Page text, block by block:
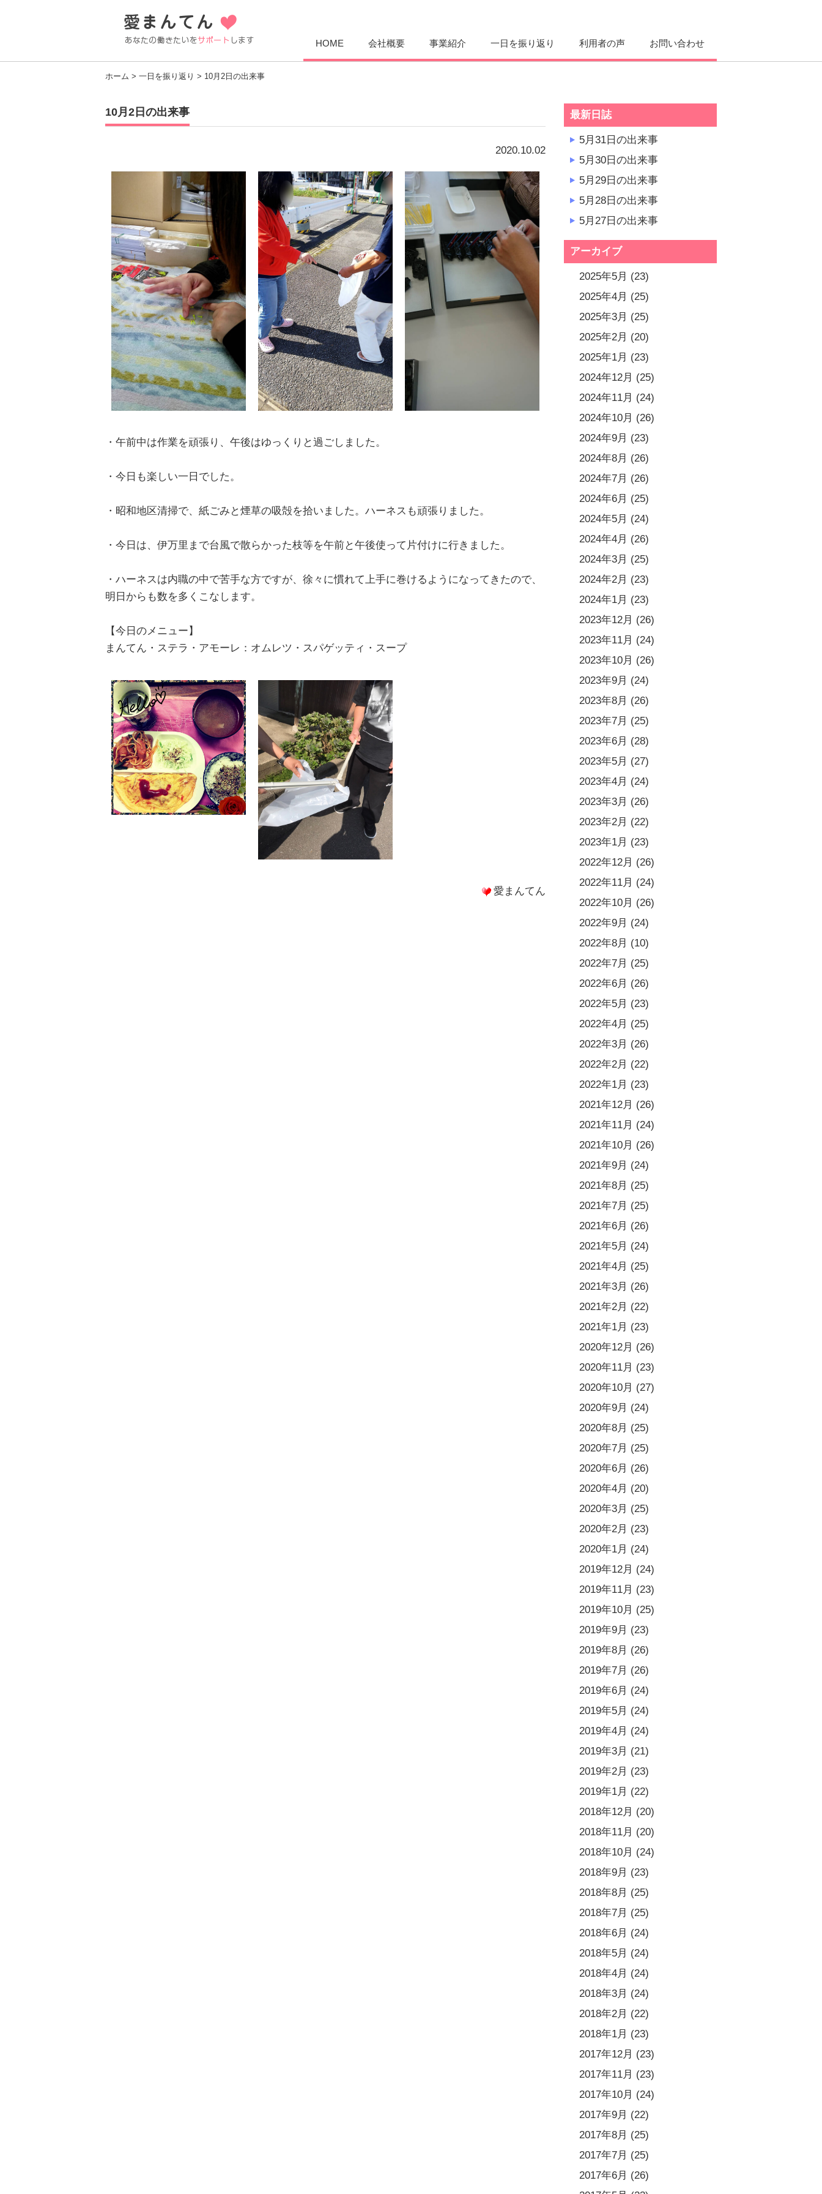
HOME 会社概要 事業紹介 一日を振り返り 利用者の声 お問い合わせ
ホーム > 一日を振り返り > 10月2日の出来事
10月2日の出来事
2020.10.02
・午前中は作業を頑張り、午後はゆっくりと過ごしました。
・今日も楽しい一日でした。
・昭和地区清掃で、紙ごみと煙草の吸殻を拾いました。ハーネスも頑張りました。
・今日は、伊万里まで台風で散らかった枝等を午前と午後使って片付けに行きました。
・ハーネスは内職の中で苦手な方ですが、徐々に慣れて上手に巻けるようになってきたので、
明日からも数を多くこなします。
【今日のメニュー】
まんてん・ステラ・アモーレ：オムレツ・スパゲッティ・スープ
愛まんてん
最新日誌
5月31日の出来事
5月30日の出来事
5月29日の出来事
5月28日の出来事
5月27日の出来事
アーカイブ
2025年5月 (23)
2025年4月 (25)
2025年3月 (25)
2025年2月 (20)
2025年1月 (23)
2024年12月 (25)
2024年11月 (24)
2024年10月 (26)
2024年9月 (23)
2024年8月 (26)
2024年7月 (26)
2024年6月 (25)
2024年5月 (24)
2024年4月 (26)
2024年3月 (25)
2024年2月 (23)
2024年1月 (23)
2023年12月 (26)
2023年11月 (24)
2023年10月 (26)
2023年9月 (24)
2023年8月 (26)
2023年7月 (25)
2023年6月 (28)
2023年5月 (27)
2023年4月 (24)
2023年3月 (26)
2023年2月 (22)
2023年1月 (23)
2022年12月 (26)
2022年11月 (24)
2022年10月 (26)
2022年9月 (24)
2022年8月 (10)
2022年7月 (25)
2022年6月 (26)
2022年5月 (23)
2022年4月 (25)
2022年3月 (26)
2022年2月 (22)
2022年1月 (23)
2021年12月 (26)
2021年11月 (24)
2021年10月 (26)
2021年9月 (24)
2021年8月 (25)
2021年7月 (25)
2021年6月 (26)
2021年5月 (24)
2021年4月 (25)
2021年3月 (26)
2021年2月 (22)
2021年1月 (23)
2020年12月 (26)
2020年11月 (23)
2020年10月 (27)
2020年9月 (24)
2020年8月 (25)
2020年7月 (25)
2020年6月 (26)
2020年4月 (20)
2020年3月 (25)
2020年2月 (23)
2020年1月 (24)
2019年12月 (24)
2019年11月 (23)
2019年10月 (25)
2019年9月 (23)
2019年8月 (26)
2019年7月 (26)
2019年6月 (24)
2019年5月 (24)
2019年4月 (24)
2019年3月 (21)
2019年2月 (23)
2019年1月 (22)
2018年12月 (20)
2018年11月 (20)
2018年10月 (24)
2018年9月 (23)
2018年8月 (25)
2018年7月 (25)
2018年6月 (24)
2018年5月 (24)
2018年4月 (24)
2018年3月 (24)
2018年2月 (22)
2018年1月 (23)
2017年12月 (23)
2017年11月 (23)
2017年10月 (24)
2017年9月 (22)
2017年8月 (25)
2017年7月 (25)
2017年6月 (26)